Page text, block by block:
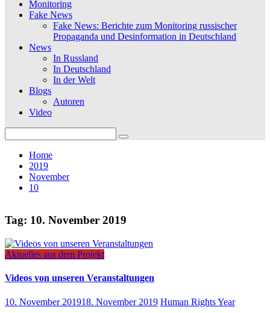
Monitoring
Fake News
Fake News: Berichte zum Monitoring russischer
Propaganda und Desinformation in Deutschland
News
In Russland
In Deutschland
In der Welt
Blogs
Autoren
Video
for:
Home
2019
November
10
Tag: 10. November 2019
Aktuelles aus dem Projekt
Videos von unseren Veranstaltungen
10. November 201918. November 2019 Human Rights Year